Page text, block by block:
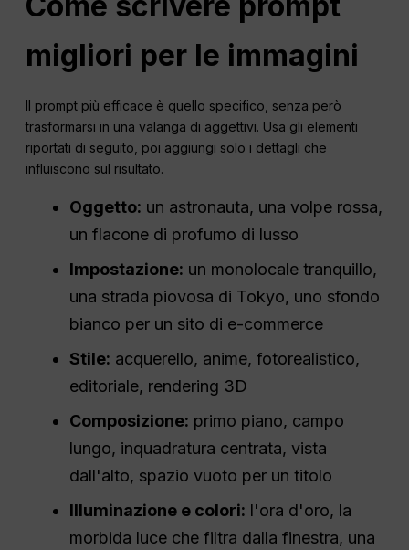
migliori per le immagini
Il prompt più efficace è quello specifico, senza però
trasformarsi in una valanga di aggettivi. Usa gli elementi
riportati di seguito, poi aggiungi solo i dettagli che
influiscono sul risultato.
Oggetto: un astronauta, una volpe rossa,
un flacone di profumo di lusso
Impostazione: un monolocale tranquillo,
una strada piovosa di Tokyo, uno sfondo
bianco per un sito di e-commerce
Stile: acquerello, anime, fotorealistico,
editoriale, rendering 3D
Composizione: primo piano, campo
lungo, inquadratura centrata, vista
dall'alto, spazio vuoto per un titolo
Illuminazione e colori: l'ora d'oro, la
morbida luce che filtra dalla finestra, una